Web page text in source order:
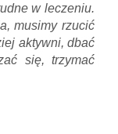
w leczeniu.
musimy rzucić
aktywni, dbać
się, trzymać